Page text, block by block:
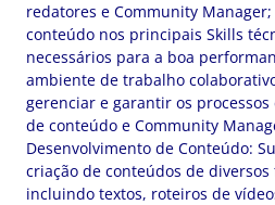
redatores e Community
conteúdo nos principais Skills
necessários para a boa
ambiente de trabalho
gerenciar e garantir os
de conteúdo e Community
Desenvolvimento de Conteúdo:
criação de conteúdos de
incluindo textos, roteiros de